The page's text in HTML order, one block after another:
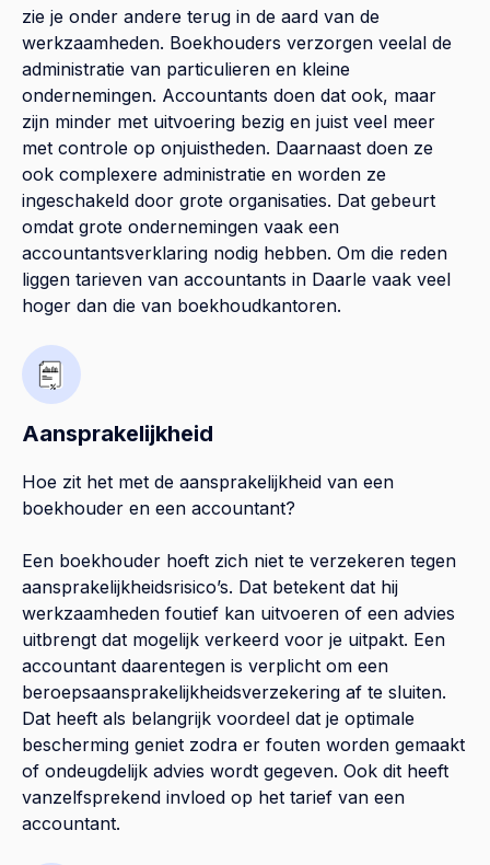
zie je onder andere terug in de aard van de
werkzaamheden. Boekhouders verzorgen veelal de
administratie van particulieren en kleine
ondernemingen. Accountants doen dat ook, maar
zijn minder met uitvoering bezig en juist veel meer
met controle op onjuistheden. Daarnaast doen ze
ook complexere administratie en worden ze
ingeschakeld door grote organisaties. Dat gebeurt
omdat grote ondernemingen vaak een
accountantsverklaring nodig hebben. Om die reden
liggen tarieven van accountants in Daarle vaak veel
hoger dan die van boekhoudkantoren.
Aansprakelijkheid
Hoe zit het met de aansprakelijkheid van een
boekhouder en een accountant?
Een boekhouder hoeft zich niet te verzekeren tegen
aansprakelijkheidsrisico’s. Dat betekent dat hij
werkzaamheden foutief kan uitvoeren of een advies
uitbrengt dat mogelijk verkeerd voor je uitpakt. Een
accountant daarentegen is verplicht om een
beroepsaansprakelijkheidsverzekering af te sluiten.
Dat heeft als belangrijk voordeel dat je optimale
bescherming geniet zodra er fouten worden gemaakt
of ondeugdelijk advies wordt gegeven. Ook dit heeft
vanzelfsprekend invloed op het tarief van een
accountant.